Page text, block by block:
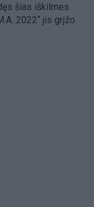
šias iškilmes
2022“ jis grįžo